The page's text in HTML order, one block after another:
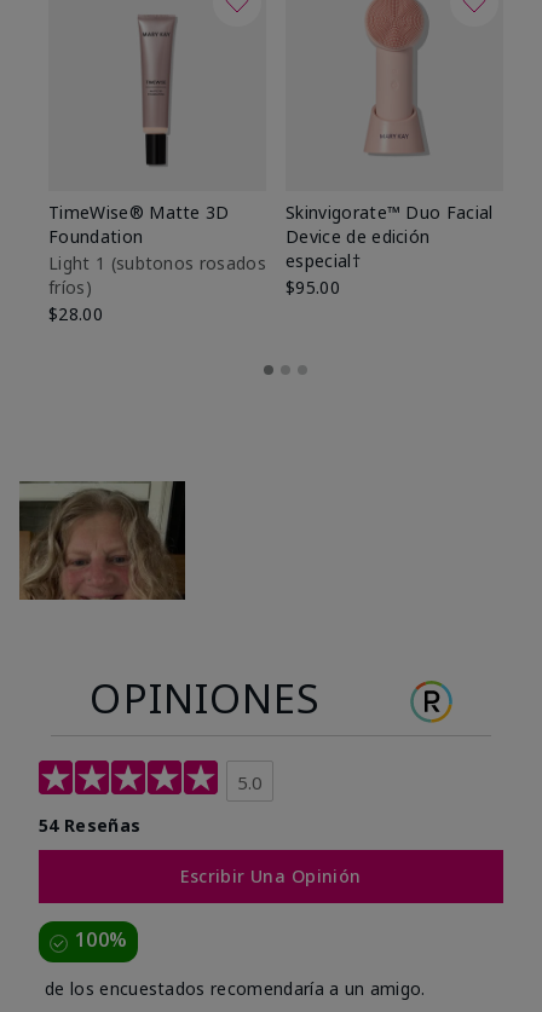
TimeWise® Matte 3D
Foundation
Light 1​ (subtonos rosados
fríos)
$28.00
Skinvigorate™ Duo Facial
Device de edición
especial†
$95.00
OPINIONES
5.0
54 Reseñas
Escribir Una Opinión
100%
de los encuestados recomendaría a un amigo.